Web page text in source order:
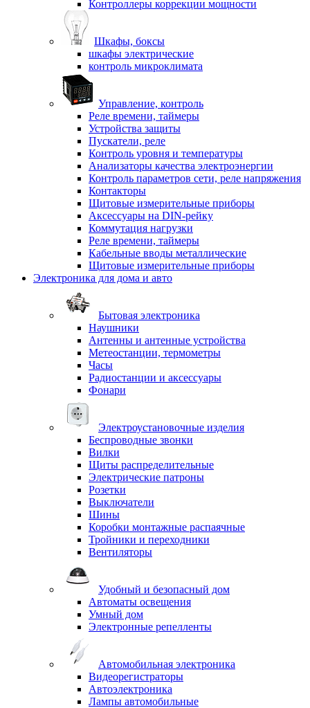
Контроллеры коррекции мощности
Шкафы, боксы
шкафы электрические
контроль микроклимата
Управление, контроль
Реле времени, таймеры
Устройства защиты
Пускатели, реле
Контроль уровня и температуры
Анализаторы качества электроэнергии
Контроль параметров сети, реле напряжения
Контакторы
Щитовые измерительные приборы
Аксессуары на DIN-рейку
Коммутация нагрузки
Реле времени, таймеры
Кабельные вводы металлические
Щитовые измерительные приборы
Электроника для дома и авто
Бытовая электроника
Наушники
Антенны и антенные устройства
Метеостанции, термометры
Часы
Радиостанции и аксессуары
Фонари
Электроустановочные изделия
Беспроводные звонки
Вилки
Щиты распределительные
Электрические патроны
Розетки
Выключатели
Шины
Коробки монтажные распаячные
Тройники и переходники
Вентиляторы
Удобный и безопасный дом
Автоматы освещения
Умный дом
Электронные репелленты
Автомобильная электроника
Видеорегистраторы
Автоэлектроника
Лампы автомобильные